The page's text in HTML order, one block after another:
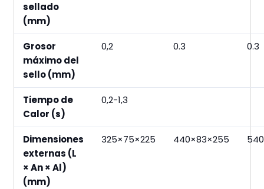
sellado
(mm)
Grosor
máximo del
sello (mm)
0,2 0.3 0.3
Tiempo de
Calor (s)
0,2-1,3
Dimensiones
externas (L
× An × Al)
(mm)
325×75×225 440×83×255